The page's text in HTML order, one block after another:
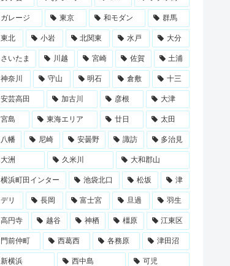
ガレージ 東京 和モダン 群馬
東北 小岩 北関東 水戸 大分
さいたま 川越 宮崎 佐賀 土浦
神奈川 守山 明石 倉敷 十三
安芸高田 加古川 彦根 大津
宮島 東海エリア 廿日 太田
八幡 尼崎 安曇野 諏訪 多治見
大洲 久米川 大和郡山
横浜町田インター 池袋北口 松坂 津
デリ 長岡 富士宮 旦過 羽生
高円寺 越谷 神栖 橿原 江東区
門前仲町 西葛西 各務原 津田沼
新横浜 西中島 可児